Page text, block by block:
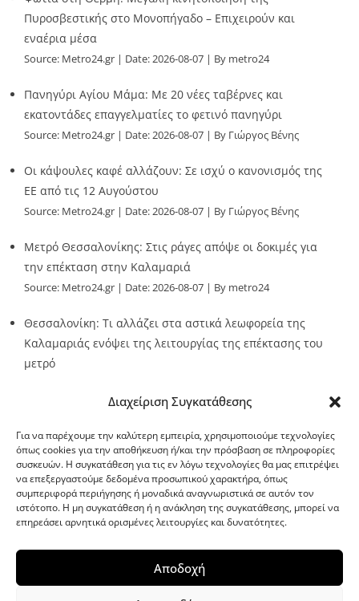
Διαχείριση Συγκατάθεσης
Για να παρέχουμε την καλύτερη εμπειρία, χρησιμοποιούμε τεχνολογίες
όπως cookies για την αποθήκευση ή/και την πρόσβαση σε πληροφορίες
συσκευών. Η συγκατάθεση για τις εν λόγω τεχνολογίες θα μας επιτρέψει
να επεξεργαστούμε δεδομένα προσωπικού χαρακτήρα, όπως
συμπεριφορά περιήγησης ή μοναδικά αναγνωριστικά σε αυτόν τον
ιστότοπο. Η μη συγκατάθεση ή η ανάκληση της συγκατάθεσης, μπορεί να
επηρεάσει αρνητικά ορισμένες λειτουργίες και δυνατότητες.
Αποδοχή
Πυροσβεστικής στο Μονοπήγαδο – Επιχειρούν και
εναέρια μέσα
Source: Metro24.gr Date: 2026-08-07 By metro24
Πανηγύρι Αγίου Μάμα: Με 20 νέες ταβέρνες και
εκατοντάδες επαγγελματίες το φετινό πανηγύρι
Source: Metro24.gr Date: 2026-08-07 By Γιώργος Βένης
Οι κάψουλες καφέ αλλάζουν: Σε ισχύ ο κανονισμός της
ΕΕ από τις 12 Αυγούστου
Source: Metro24.gr Date: 2026-08-07 By Γιώργος Βένης
Μετρό Θεσσαλονίκης: Στις ράγες απόψε οι δοκιμές για
την επέκταση στην Καλαμαριά
Source: Metro24.gr Date: 2026-08-07 By metro24
Θεσσαλονίκη: Τι αλλάζει στα αστικά λεωφορεία της
Καλαμαριάς ενόψει της λειτουργίας της επέκτασης του
μετρό
G-point.gr